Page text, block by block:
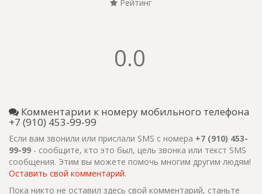
Рейтинг
0.0
Комментарии к номеру мобильного телефона
+7 (910) 453-99-99
Если вам звонили или прислали SMS с номера +7 (910) 453-
99-99 - сообщите, кто это был, цель звонка или текст SMS
сообщения. Этим вы можете помочь многим другим людям!
Оставить свой комментарий.
Пока никто не оставил здесь свой комментарий, станьте